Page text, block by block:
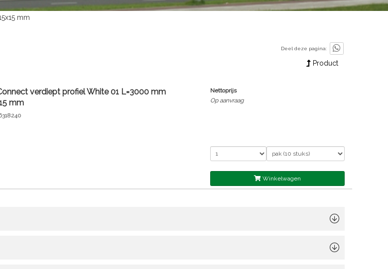
mm
Deel deze pagina:
Product
verdiept profiel White 01 L=3000 mm
mm
Nettoprijs
Op aanvraag
Winkelwagen